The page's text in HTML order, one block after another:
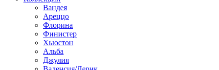
Вандея
Ареццо
Флорина
Финистер
Хьюстон
Альба
Джулия